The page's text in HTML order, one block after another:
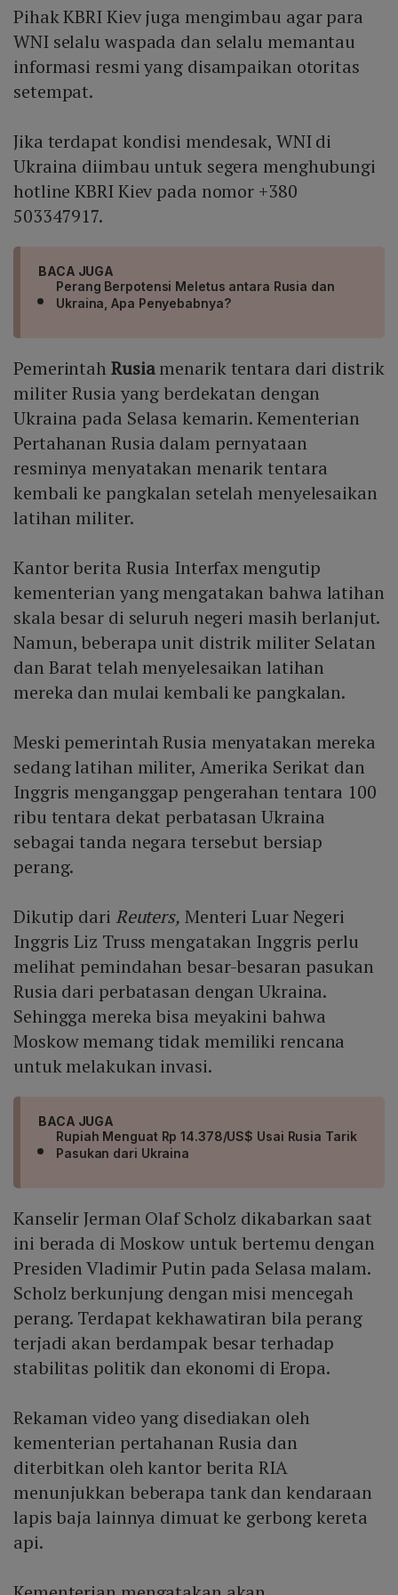
Pihak KBRI Kiev juga mengimbau agar para
WNI selalu waspada dan selalu memantau
informasi resmi yang disampaikan otoritas
setempat.
Jika terdapat kondisi mendesak, WNI di
Ukraina diimbau untuk segera menghubungi
hotline KBRI Kiev pada nomor +380
503347917.
BACA JUGA
Perang Berpotensi Meletus antara Rusia dan
Ukraina, Apa Penyebabnya?
Pemerintah Rusiamenarik tentara dari distrik
militer Rusia yang berdekatan dengan
Ukraina pada Selasa kemarin. Kementerian
Pertahanan Rusia dalam pernyataan
resminya menyatakan menarik tentara
kembali ke pangkalan setelah menyelesaikan
latihan militer.
Kantor berita Rusia Interfax mengutip
kementerian yang mengatakan bahwa latihan
skala besar di seluruh negeri masih berlanjut.
Namun, beberapa unit distrik militer Selatan
dan Barat telah menyelesaikan latihan
mereka dan mulai kembali ke pangkalan.
Meski pemerintah Rusia menyatakan mereka
sedang latihan militer, Amerika Serikat dan
Inggris menganggap pengerahan tentara 100
ribu tentara dekat perbatasan Ukraina
sebagai tanda negara tersebut bersiap
perang.
Dikutip dari Reuters, Menteri Luar Negeri
Inggris Liz Truss mengatakan Inggris perlu
melihat pemindahan besar-besaran pasukan
Rusia dari perbatasan dengan Ukraina.
Sehingga mereka bisa meyakini bahwa
Moskow memang tidak memiliki rencana
untuk melakukan invasi.
BACA JUGA
Rupiah Menguat Rp 14.378/US$ Usai Rusia Tarik
Pasukan dari Ukraina
Kanselir Jerman Olaf Scholz dikabarkan saat
ini berada di Moskow untuk bertemu dengan
Presiden Vladimir Putin pada Selasa malam.
Scholz berkunjung dengan misi mencegah
perang. Terdapat kekhawatiran bila perang
terjadi akan berdampak besar terhadap
stabilitas politik dan ekonomi di Eropa.
Rekaman video yang disediakan oleh
kementerian pertahanan Rusia dan
diterbitkan oleh kantor berita RIA
menunjukkan beberapa tank dan kendaraan
lapis baja lainnya dimuat ke gerbong kereta
api.